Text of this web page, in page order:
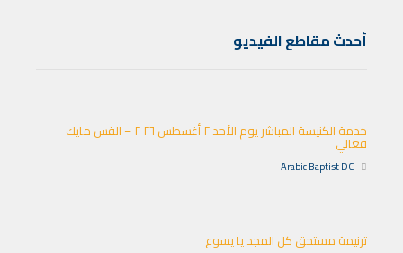
أحدث مقاطع الفيديو
خدمة الكنيسة المباشر يوم الأحد ٢ أغسطس ٢٠٢٦ – القس مايك
فغالي
Arabic Baptist DC
ترنيمة مستحق كل المجد يا يسوع